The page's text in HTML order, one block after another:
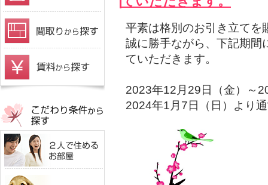
平素は格別のお引き立てを
誠に勝手ながら、下記期間
ていただきます。
2023年12月29日（金）～
2024年1月7日（日）より